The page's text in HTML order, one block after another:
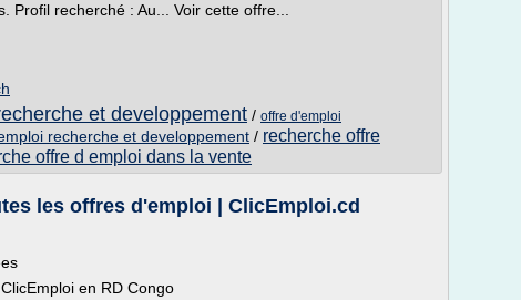
Profil recherché : Au... Voir cette offre...
et developpement / offre d'emploi
recherche et developpement / recherche offre
offre d emploi dans la vente
les offres d'emploi | ClicEmploi.cd
en RD Congo